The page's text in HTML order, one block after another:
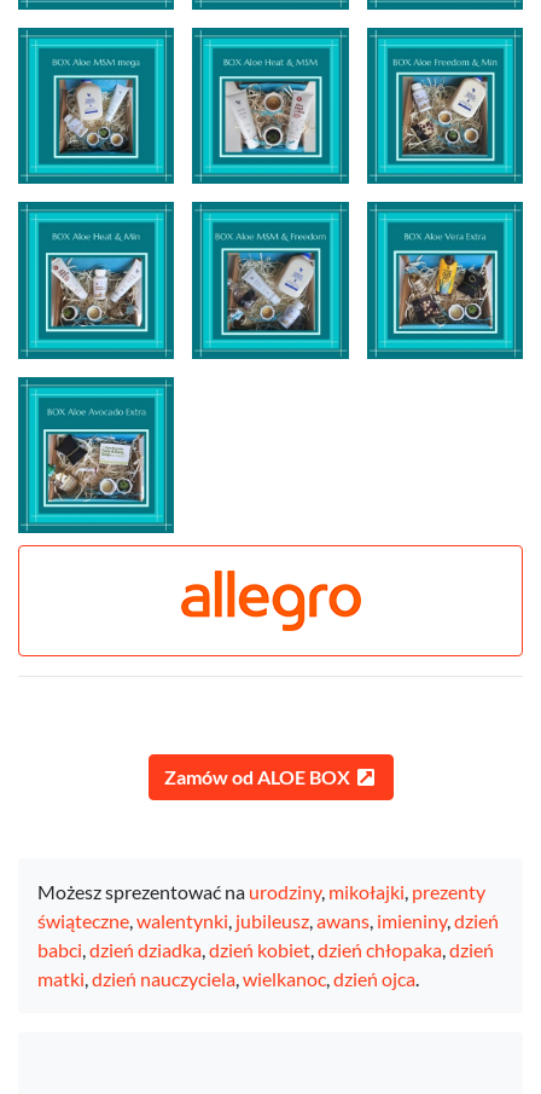
Zamów od ALOE BOX
Możesz sprezentować na urodziny, mikołajki, prezenty
świąteczne,walentynki, jubileusz,awans, imieniny,dzień
babci,dzień dziadka,dzień kobiet,dzień chłopaka,dzień
matki,dzień nauczyciela,wielkanoc,dzień ojca.